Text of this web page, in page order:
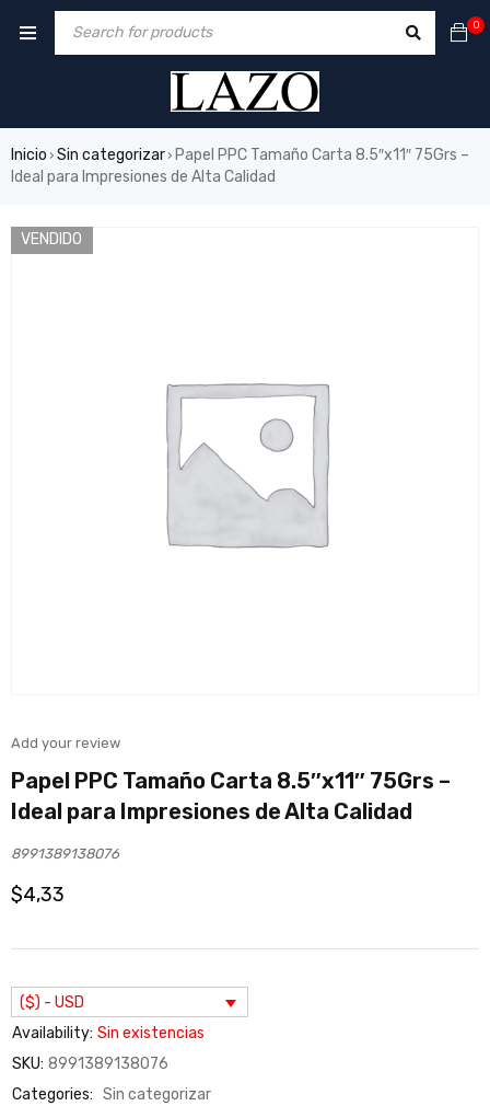
0
Inicio › Sin categorizar› Papel PPC Tamaño Carta 8.5″x11″ 75Grs –
Ideal para Impresiones de Alta Calidad
VENDIDO
Add your review
Papel PPC Tamaño Carta 8.5″x11″ 75Grs –
Ideal para Impresiones de Alta Calidad
8991389138076
$4,33
($) - USD
Availability: Sin existencias
SKU: 8991389138076
Categories: Sin categorizar